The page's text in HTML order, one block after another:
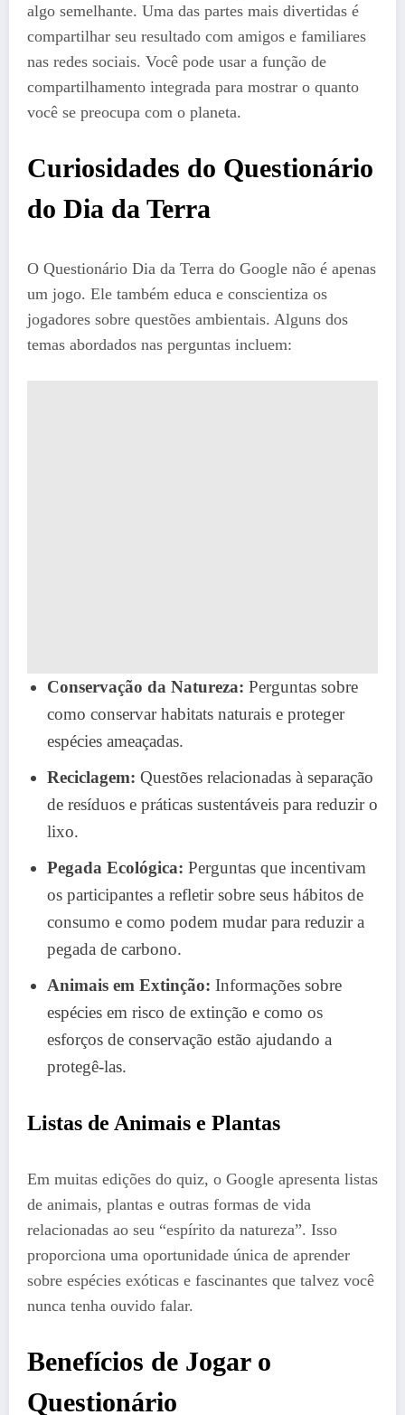
algo semelhante. Uma das partes mais divertidas é
compartilhar seu resultado com amigos e familiares
nas redes sociais. Você pode usar a função de
compartilhamento integrada para mostrar o quanto
você se preocupa com o planeta.
Curiosidades do Questionário
do Dia da Terra
O Questionário Dia da Terra do Google não é apenas
um jogo. Ele também educa e conscientiza os
jogadores sobre questões ambientais. Alguns dos
temas abordados nas perguntas incluem:
Conservação da Natureza: Perguntas sobre
como conservar habitats naturais e proteger
espécies ameaçadas.
Reciclagem: Questões relacionadas à separação
de resíduos e práticas sustentáveis para reduzir o
lixo.
Pegada Ecológica: Perguntas que incentivam
os participantes a refletir sobre seus hábitos de
consumo e como podem mudar para reduzir a
pegada de carbono.
Animais em Extinção: Informações sobre
espécies em risco de extinção e como os
esforços de conservação estão ajudando a
protegê-las.
Listas de Animais e Plantas
Em muitas edições do quiz, o Google apresenta listas
de animais, plantas e outras formas de vida
relacionadas ao seu “espírito da natureza”. Isso
proporciona uma oportunidade única de aprender
sobre espécies exóticas e fascinantes que talvez você
nunca tenha ouvido falar.
Benefícios de Jogar o
Questionário